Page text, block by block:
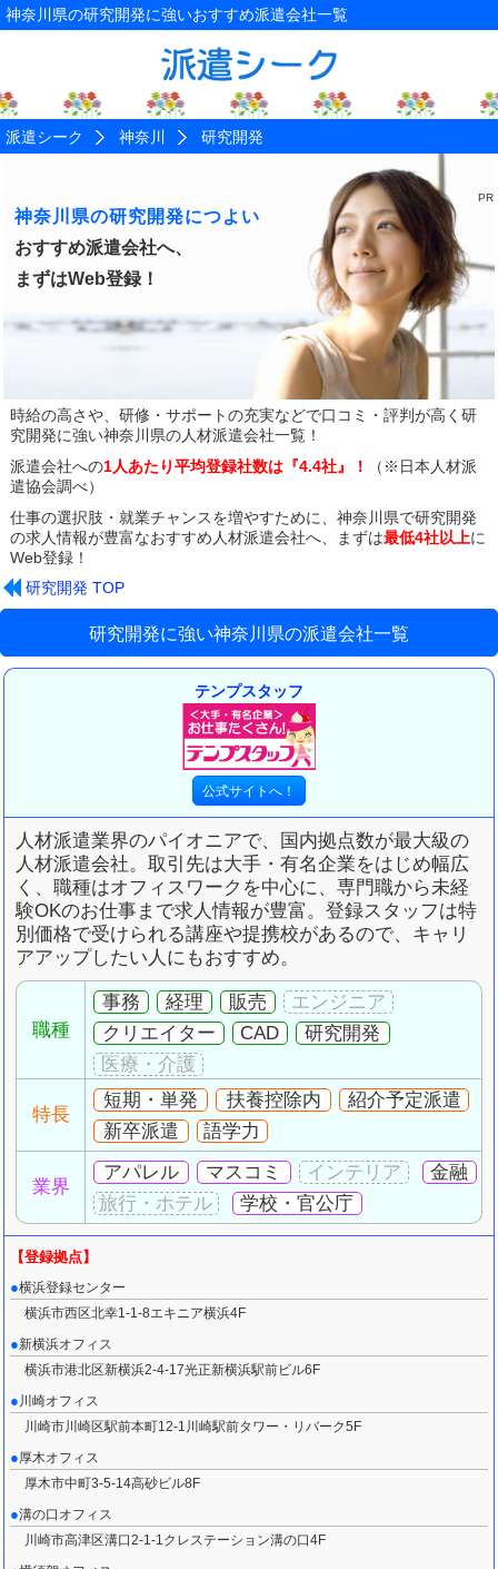
神奈川県の研究開発に強いおすすめ派遣会社一覧
派遣シーク 神奈川 研究開発
神奈川県の研究開発につよい
おすすめ派遣会社へ、
まずはWeb登録！
時給の高さや、研修・サポートの充実などで口コミ・評判が高く 研
究開発に強い神奈川県の人材派遣会社一覧！
派遣会社への1人あたり平均登録社数は『4.4社』！
（※日本人材派
遣協会調べ）
仕事の選択肢・就業チャンスを増やすために、 神奈川県で研究開発
の求人情報が豊富なおすすめ人材派遣会社へ、まずは最低4社以上に
Web登録！
研究開発 TOP
研究開発に強い神奈川県の派遣会社一覧
テンプスタッフ
人材派遣業界のパイオニアで、国内拠点数が最大級の
人材派遣会社。取引先は大手・有名企業をはじめ幅広
く、職種はオフィスワークを中心に、専門職から未経
験OKのお仕事まで求人情報が豊富。登録スタッフは特
別価格で受けられる講座や提携校があるので、キャリ
アアップしたい人にもおすすめ。
職種
事務 経理
販売
クリエイター
CAD 研究開発
特長
短期・単発 扶養控除内
紹介予定派遣
新卒派遣
語学力
業界
アパレル マスコミ
金融
学校・官公庁
横浜登録センター
横浜市西区北幸1-1-8エキニア横浜4F
新横浜オフィス
横浜市港北区新横浜2-4-17光正新横浜駅前ビル6F
川崎オフィス
川崎市川崎区駅前本町12-1川崎駅前タワー・リバーク5F
厚木オフィス
厚木市中町3-5-14高砂ビル8F
溝の口オフィス
川崎市高津区溝口2-1-1クレステーション溝の口4F